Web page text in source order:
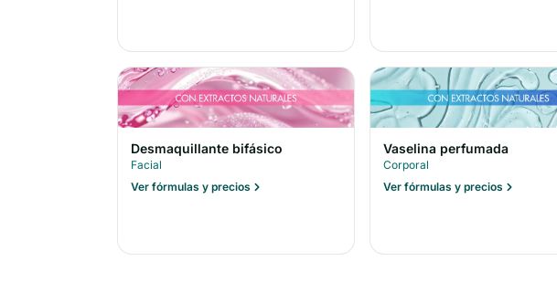
Desmaquillante bifásico
Facial
Ver fórmulas y precios
Vaselina perfumada
Corporal
Ver fórmulas y precios